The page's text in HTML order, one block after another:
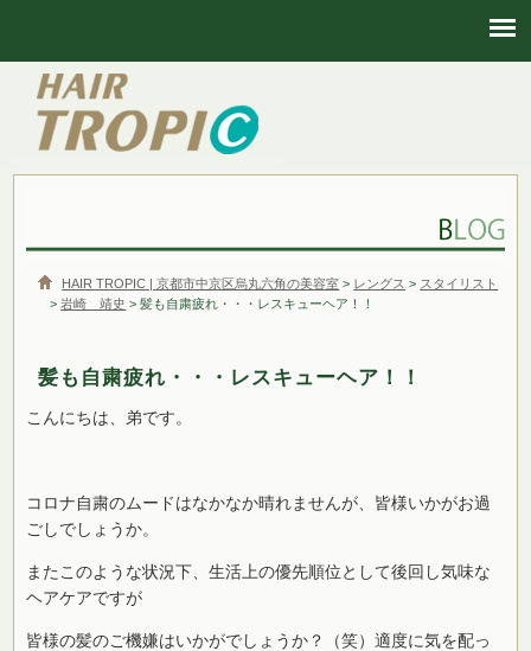
HAIR TROPIC | 京都市中京区烏丸六角の美容室 > レングス > スタイリスト
>岩崎 靖史 > 髪も自粛疲れ・・・レスキューヘア！！
髪も自粛疲れ・・・レスキューヘア！！
こんにちは、弟です。
コロナ自粛のムードはなかなか晴れませんが、皆様いかがお過
ごしでしょうか。
またこのような状況下、生活上の優先順位として後回し気味な
ヘアケアですが
皆様の髪のご機嫌はいかがでしょうか？（笑）適度に気を配っ